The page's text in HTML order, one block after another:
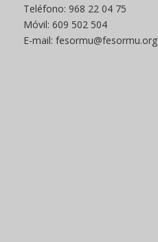
Teléfono: 968 22 04 75
Móvil: 609 502 504
E-mail: fesormu@fesormu.org